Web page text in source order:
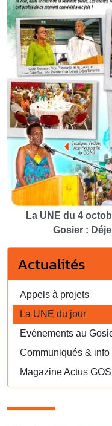
La UNE du 4
Gosier :
Actualités
Appels à projets
La UNE du jour
Evénements au
Communiqués & info
Magazine Actus